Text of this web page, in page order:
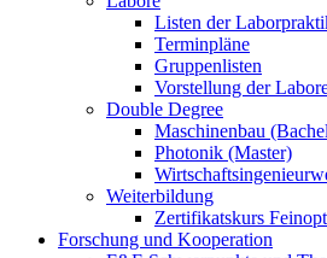
Listen der
Terminpläne
Gruppenlisten
Vorstellung der
Double Degree
Maschinenbau
Photonik (Master)
Weiterbildung
Zertifikatskurs
Forschung und Kooperation